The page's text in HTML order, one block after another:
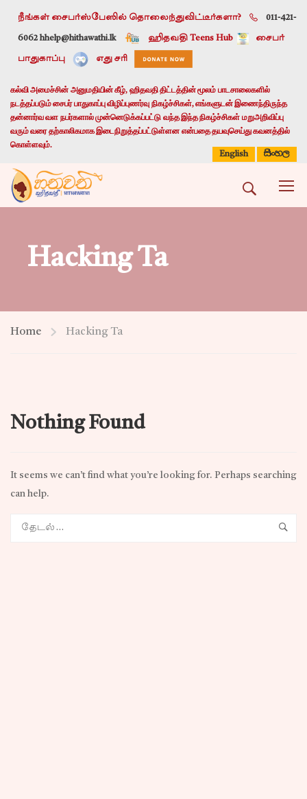
நீங்கள் சைபர்ஸ்பேஸில் தொலைந்துவிட்டீர்களா? 011-421-
6062 hhelp@hithawathi.lk ஹிதவதி Teens Hub சைபர்
பாதுகாப்பு எது சரி
கல்வி அமைச்சின் அனுமதியின் கீழ், ஹிதவதி திட்டத்தின் மூலம் பாடசாலைகளில்
நடத்தப்படும் சைபர் பாதுகாப்பு விழிப்புணர்வு நிகழ்ச்சிகள், எங்களுடன் இணைந்திருந்த
தன்னார்வ வள நபர்களால் முன்னெடுக்கப்பட்டு வந்த இந்த நிகழ்ச்சிகள் மறுஅறிவிப்பு
வரும் வரை தற்காலிகமாக இடைநிறுத்தப்பட்டுள்ளன என்பதை தயவுசெய்து கவனத்தில்
கொள்ளவும்.
English
සිංහල
Hacking Ta
Home Hacking Ta
Nothing Found
It seems we can’t find what you’re looking for. Perhaps searching
can help.